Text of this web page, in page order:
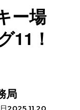
ー場
11！
局